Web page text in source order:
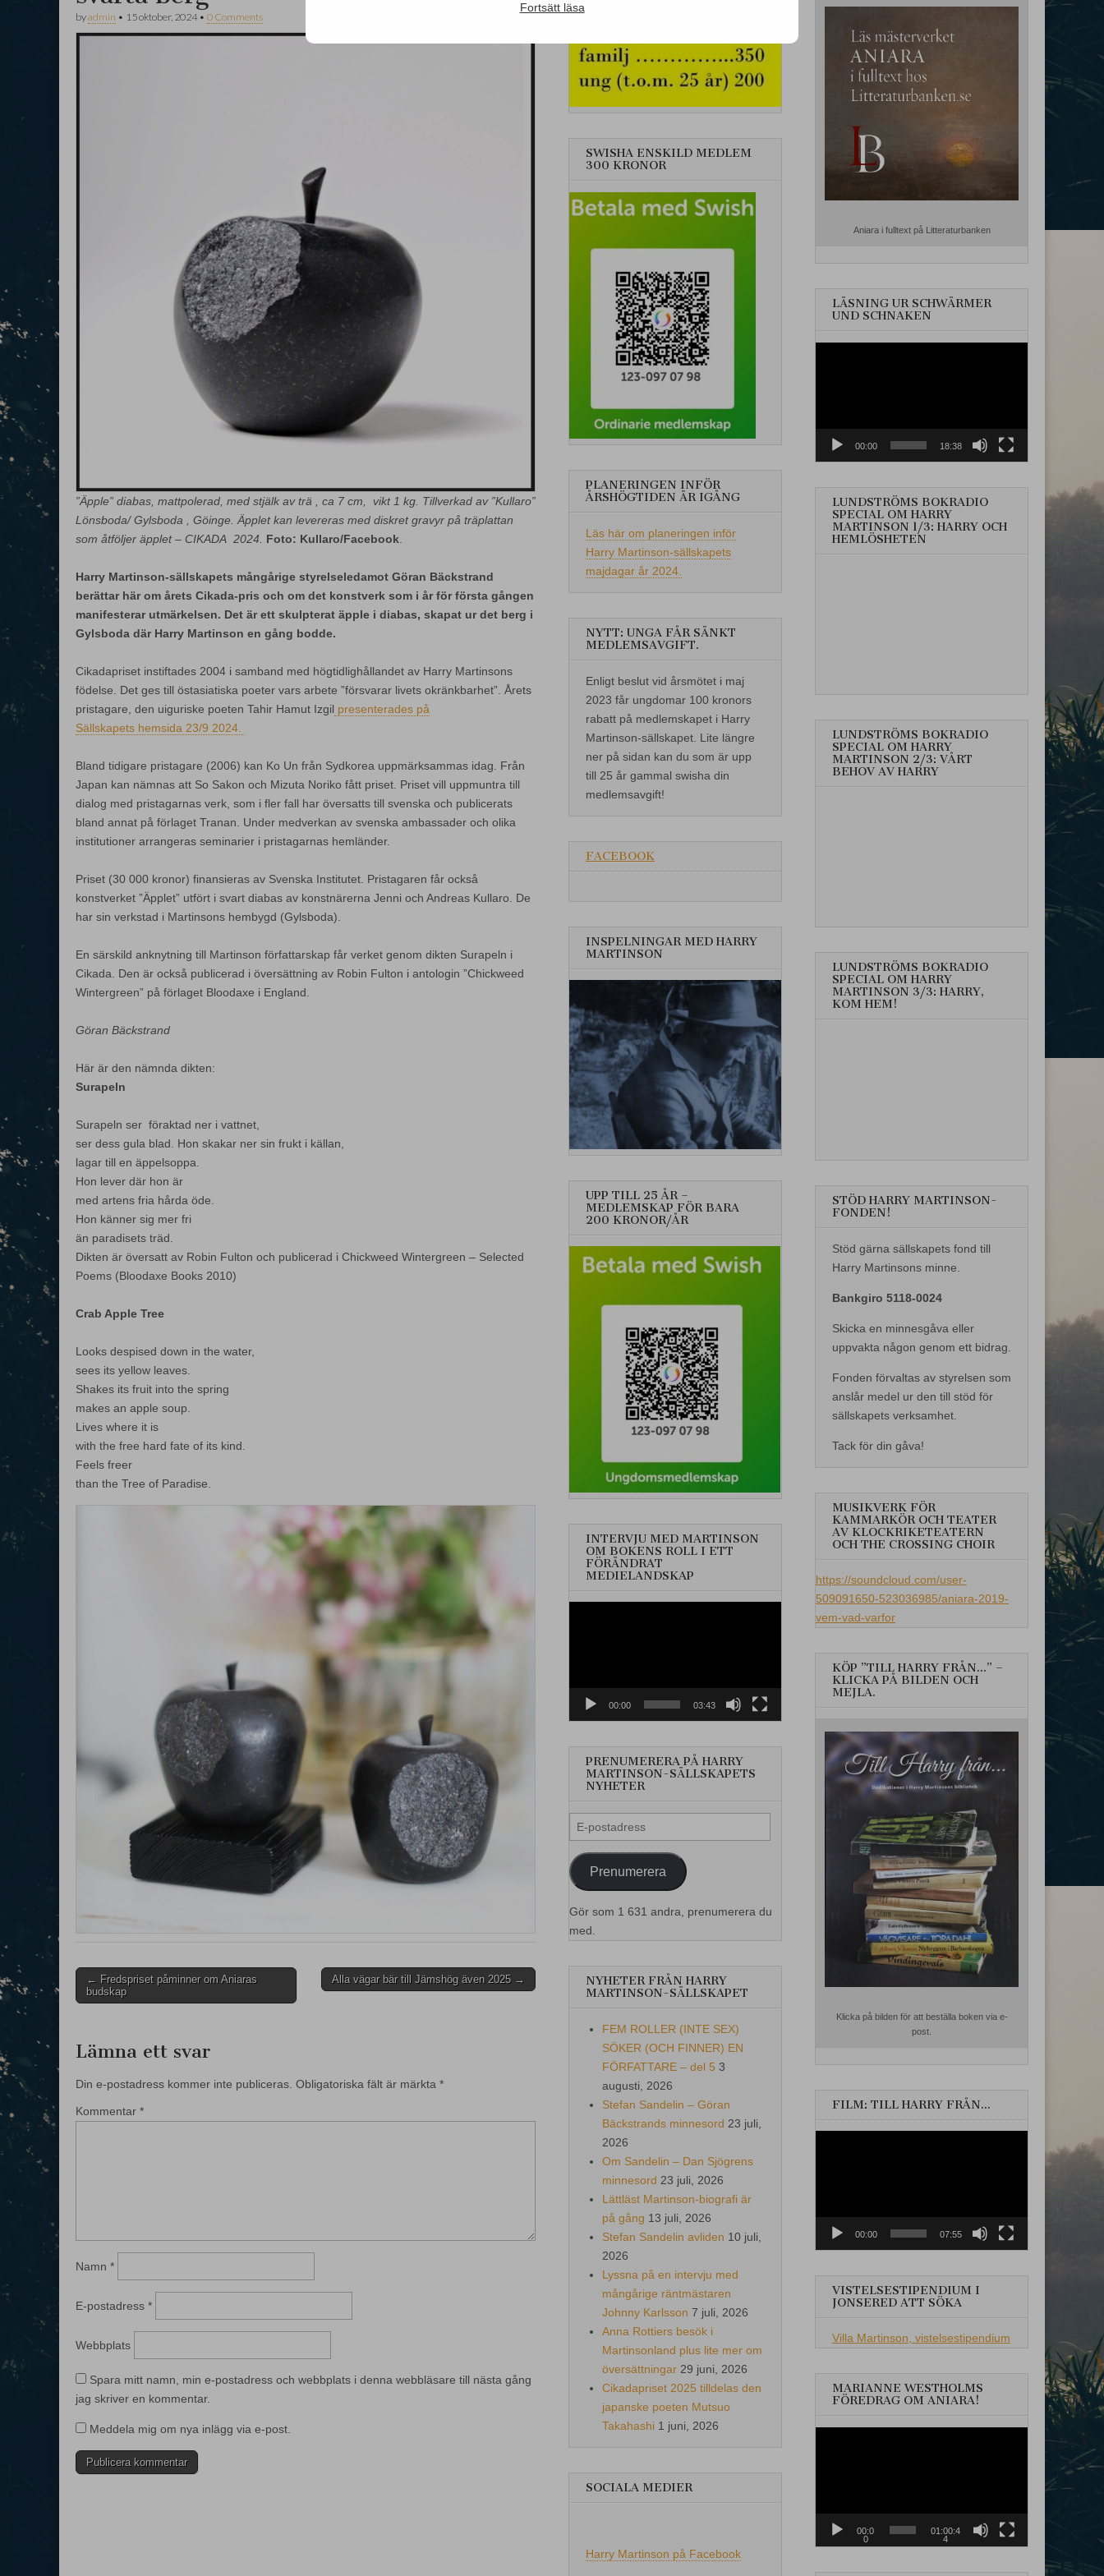
byadmin • 15 oktober, 2024• 0 Comments
”Äpple” diabas, mattpolerad, med stjälk av trä , ca 7 cm, vikt 1 kg. Tillverkad av ”Kullaro”
Lönsboda/ Gylsboda , Göinge. Äpplet kan levereras med diskret gravyr på träplattan
som åtföljer äpplet – CIKADA 2024.
Foto: Kullaro/Facebook
Harry Martinson-sällskapets mångårige styrelseledamot Göran Bäckstrand
berättar här om årets Cikada-pris och om det konstverk som i år för första gången
manifesterar utmärkelsen. Det är ett skulpterat äpple i diabas, skapat ur det berg i
Gylsboda där Harry Martinson en gång bodde.
Cikadapriset instiftades 2004 i samband med högtidlighållandet av Harry Martinsons
födelse. Det ges till östasiatiska poeter vars arbete ”försvarar livets okränkbarhet”. Årets
pristagare, den uiguriske poeten Tahir Hamut Izgil presenterades på
Sällskapets hemsida 23/9 2024.
Bland tidigare pristagare (2006) kan Ko Un från Sydkorea uppmärksammas idag. Från
Japan kan nämnas att So Sakon och Mizuta Noriko fått priset. Priset vill uppmuntra till
dialog med pristagarnas verk, som i fler fall har översatts till svenska och publicerats
bland annat på förlaget Tranan. Under medverkan av svenska ambassader och olika
institutioner arrangeras seminarier i pristagarnas hemländer.
Priset (30 000 kronor) finansieras av Svenska Institutet. Pristagaren får också
konstverket ”Äpplet” utfört i svart diabas av konstnärerna Jenni och Andreas Kullaro. De
har sin verkstad i Martinsons hembygd (Gylsboda).
En särskild anknytning till Martinson författarskap får verket genom dikten Surapeln i
Cikada. Den är också publicerad i översättning av Robin Fulton i antologin ”Chickweed
Wintergreen” på förlaget Bloodaxe i England.
Göran Bäckstrand
Här är den nämnda dikten:
Surapeln
Surapeln ser föraktad ner i vattnet,
ser dess gula blad. Hon skakar ner sin frukt i källan,
lagar till en äppelsoppa.
Hon lever där hon är
med artens fria hårda öde.
Hon känner sig mer fri
än paradisets träd.
Dikten är översatt av Robin Fulton och publicerad i Chickweed Wintergreen – Selected
Poems (Bloodaxe Books 2010)
Crab Apple Tree
Looks despised down in the water,
sees its yellow leaves.
Shakes its fruit into the spring
makes an apple soup.
Lives where it is
with the free hard fate of its kind.
Feels freer
than the Tree of Paradise.
Post
navigation
← Fredspriset påminner om Aniaras
budskap
Alla vägar bär till Jämshög även 2025 →
Lämna ett svar
Din e-postadress kommer inte publiceras. Obligatoriska fält är märkta *
Kommentar *
Namn *
E-postadress *
Webbplats
Spara mitt namn, min e-postadress och webbplats i denna webbläsare till nästa gång
jag skriver en kommentar.
Meddela mig om nya inlägg via e-post.
SWISHA ENSKILD MEDLEM
300 KRONOR
PLANERINGEN INFÖR
ÅRSHÖGTIDEN ÄR IGÅNG
Läs här om planeringen inför
Harry Martinson-sällskapets
majdagar år 2024.
NYTT: UNGA FÅR SÄNKT
MEDLEMSAVGIFT.
Enligt beslut vid årsmötet i maj
2023 får ungdomar 100 kronors
rabatt på medlemskapet i Harry
Martinson-sällskapet. Lite längre
ner på sidan kan du som är upp
till 25 år gammal swisha din
medlemsavgift!
FACEBOOK
INSPELNINGAR MED HARRY
MARTINSON
UPP TILL 25 ÅR –
MEDLEMSKAP FÖR BARA
200 KRONOR/ÅR
INTERVJU MED MARTINSON
OM BOKENS ROLL I ETT
FÖRÄNDRAT
MEDIELANDSKAP
00:00 03:43
PRENUMERERA PÅ HARRY
MARTINSON-SÄLLSKAPETS
NYHETER
E-
postadress
Prenumerera
Gör som 1 631 andra, prenumerera du
med.
NYHETER FRÅN HARRY
MARTINSON-SÄLLSKAPET
FEM ROLLER (INTE SEX)
SÖKER (OCH FINNER) EN
FÖRFATTARE – del 5 3
augusti, 2026
Stefan Sandelin – Göran
Bäckstrands minnesord 23 juli,
2026
Om Sandelin – Dan Sjögrens
minnesord 23 juli, 2026
Lättläst Martinson-biografi är
på gång 13 juli, 2026
Stefan Sandelin avliden 10 juli,
2026
Lyssna på en intervju med
mångårige räntmästaren
Johnny Karlsson 7 juli, 2026
Anna Rottiers besök i
Martinsonland plus lite mer om
översättningar 29 juni, 2026
Cikadapriset 2025 tilldelas den
japanske poeten Mutsuo
Takahashi 1 juni, 2026
SOCIALA MEDIER
Harry Martinson på Facebook
Aniara i fulltext på Litteraturbanken
LÄSNING UR SCHWÄRMER
UND SCHNAKEN
00:00 18:38
LUNDSTRÖMS BOKRADIO
SPECIAL OM HARRY
MARTINSON 1/3: HARRY OCH
HEMLÖSHETEN
LUNDSTRÖMS BOKRADIO
SPECIAL OM HARRY
MARTINSON 2/3: VÅRT
BEHOV AV HARRY
LUNDSTRÖMS BOKRADIO
SPECIAL OM HARRY
MARTINSON 3/3: HARRY,
KOM HEM!
STÖD HARRY MARTINSON-
FONDEN!
Stöd gärna sällskapets fond till
Harry Martinsons minne.
Bankgiro 5118-0024
Skicka en minnesgåva eller
uppvakta någon genom ett bidrag.
Fonden förvaltas av styrelsen som
anslår medel ur den till stöd för
sällskapets verksamhet.
Tack för din gåva!
MUSIKVERK FÖR
KAMMARKÖR OCH TEATER
AV KLOCKRIKETEATERN
OCH THE CROSSING CHOIR
https://soundcloud.com/user-
509091650-523036985/aniara-2019-
vem-vad-varfor
KÖP ”TILL HARRY FRÅN…” –
KLICKA PÅ BILDEN OCH
MEJLA.
Klicka på bilden för att beställa boken via e-
post.
FILM: TILL HARRY FRÅN…
00:00 07:55
VISTELSESTIPENDIUM I
JONSERED ATT SÖKA
Villa Martinson, vistelsestipendium
MARIANNE WESTHOLMS
FÖREDRAG OM ANIARA!
00:0
0
01:00:4
4
Fortsätt läsa